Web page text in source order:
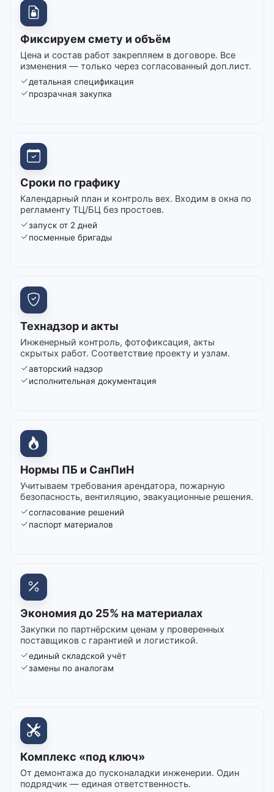
Фиксируем смету и объём
Цена и состав работ закрепляем в договоре. Все
изменения — только через согласованный доп.лист.
детальная спецификация
прозрачная закупка
Сроки по графику
Календарный план и контроль вех. Входим в окна по
регламенту ТЦ/БЦ без простоев.
запуск от 2 дней
посменные бригады
Технадзор и акты
Инженерный контроль, фотофиксация, акты
скрытых работ. Соответствие проекту и узлам.
авторский надзор
исполнительная документация
Нормы ПБ и СанПиН
Учитываем требования арендатора, пожарную
безопасность, вентиляцию, эвакуационные решения.
согласование решений
паспорт материалов
Экономия до 25% на материалах
Закупки по партнёрским ценам у проверенных
поставщиков с гарантией и логистикой.
единый складской учёт
замены по аналогам
Комплекс «под ключ»
От демонтажа до пусконаладки инженерии. Один
подрядчик — единая ответственность.